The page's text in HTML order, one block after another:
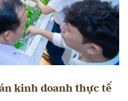
kinh doanh thực tế